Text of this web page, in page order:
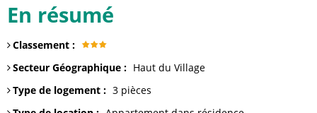
En résumé
Classement :
Secteur Géographique : Haut du Village
Type de logement : 3 pièces